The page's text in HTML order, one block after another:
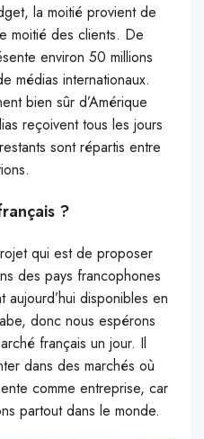
la moitié provient de
moitié des clients. De
environ 50 millions
médias internationaux.
bien sûr d’Amérique
reçoivent tous les jours
sont répartis entre
?
qui est de proposer
des pays francophones
aujourd’hui disponibles en
donc nous espérons
français un jour. Il
dans des marchés où
comme entreprise, car
partout dans le monde.